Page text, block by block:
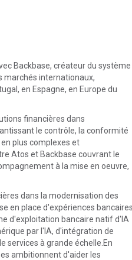
Backbase, créateur du système
marchés internationaux,
en Espagne, en Europe du
financières dans
le contrôle, la conformité
plus complexes et
Atos et Backbase couvrant le
à la mise en oeuvre,
dans la modernisation des
en place d'expériences bancaires
d'exploitation bancaire natif d'IA
par l'IA, d'intégration de
services à grande échelle.En
ambitionnent d'aider les